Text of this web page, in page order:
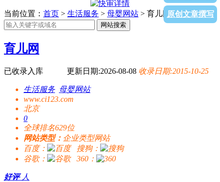
原创文章撰写
当前位置： 首页 > 生活服务 > 母婴网站 > 育儿网
网站搜索
育儿网
已收录入库 更新日期:2026-08-08 收录日期:2015-10-25
生活服务 母婴网站
www.ci123.com
北京
0
全球排名629位
网站类型： 企业类型网站
百度：
搜狗：
谷歌：
360：
好评 人